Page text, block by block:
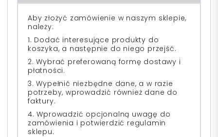
Aby złożyć zamówienie w naszym sklepie,
należy:
1. Dodać interesujące produkty do
koszyka, a następnie do niego przejść.
2. Wybrać preferowaną formę dostawy i
płatności.
3. Wypełnić niezbędne dane, a w razie
potrzeby, wprowadzić również dane do
faktury.
4. Wprowadzić opcjonalną uwagę do
zamówienia i potwierdzić regulamin
sklepu.